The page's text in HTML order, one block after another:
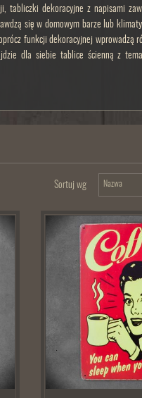
tabliczki dekoracyjne z napisami
się w domowym barze lub
funkcji dekoracyjnej wprowadzą
dla siebie tablice ścienną z
Sortuj wg